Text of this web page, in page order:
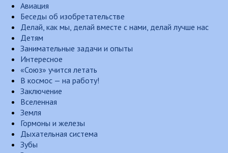
Авиация
Беседы об изобретательстве
Делай, как мы, делай вместе с нами, делай лучше нас
Детям
Занимательные задачи и опыты
Интересное
«Союз» учится летать
В космос — на работу!
Заключение
Вселенная
Земля
Гормоны и железы
Дыхательная система
Зубы